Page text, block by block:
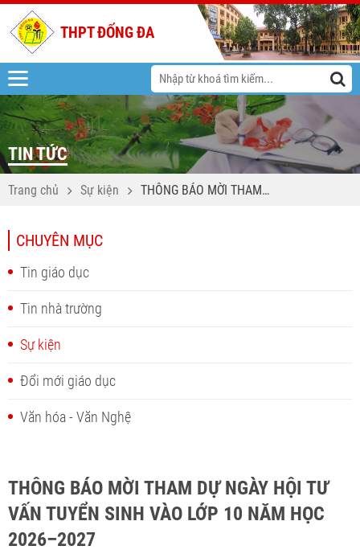
THPT ĐỐNG ĐA
TIN TỨC
Trang chủ Sự kiện
THÔNG BÁO MỜI THAM
CHUYÊN MỤC
Tin giáo dục
Tin nhà trường
Sự kiện
Đổi mới giáo dục
Văn hóa - Văn Nghệ
THÔNG BÁO MỜI THAM DỰ NGÀY HỘI TƯ
VẤN TUYỂN SINH VÀO LỚP 10 NĂM HỌC
2026–2027